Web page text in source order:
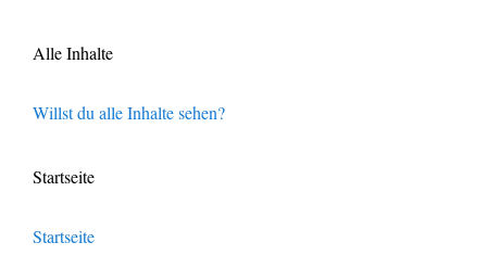
Alle Inhalte
Willst du alle Inhalte sehen?
Startseite
Startseite